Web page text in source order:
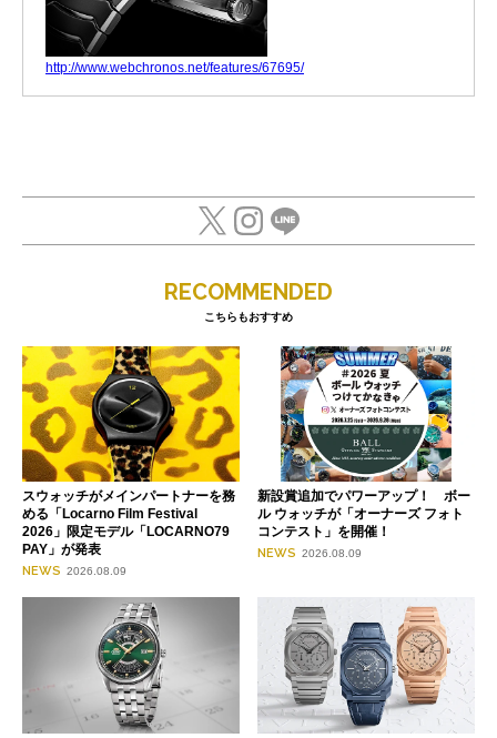
http://www.webchronos.net/features/67695/
RECOMMENDED
こちらもおすすめ
スウォッチがメインパートナーを務
める「Locarno Film Festival
2026」限定モデル「LOCARNO79
PAY」が発表
NEWS 2026.08.09
新設賞追加でパワーアップ！ ボー
ル ウォッチが「オーナーズ フォト
コンテスト」を開催！
NEWS 2026.08.09